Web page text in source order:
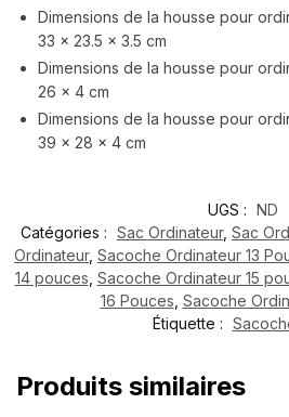
Dimensions de la housse pour
33 x 23.5 x 3.5 cm
Dimensions de la housse pour
26 x 4 cm
Dimensions de la housse pour
39 x 28 x 4 cm
UGS : ND
Catégories : Sac Ordinateur, Sac
Ordinateur, Sacoche Ordinateur 13
14 pouces Sacoche Ordinateur 15
16 Pouces Sacoche
Étiquette :
Produits similaires